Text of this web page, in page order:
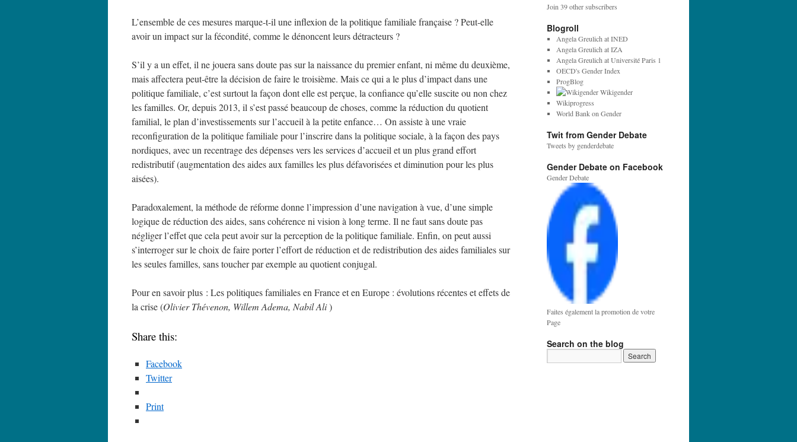
L’ensemble de ces mesures marque-t-il une inflexion de la politique familiale française ? Peut-elle
avoir un impact sur la fécondité, comme le dénoncent leurs détracteurs ?
S’il y a un effet, il ne jouera sans doute pas sur la naissance du premier enfant, ni même du deuxième,
mais affectera peut-être la décision de faire le troisième. Mais ce qui a le plus d’impact dans une
politique familiale, c’est surtout la façon dont elle est perçue, la confiance qu’elle suscite ou non chez
les familles. Or, depuis 2013, il s’est passé beaucoup de choses, comme la réduction du quotient
familial, le plan d’investissements sur l’accueil à la petite enfance… On assiste à une vraie
reconfiguration de la politique familiale pour l’inscrire dans la politique sociale, à la façon des pays
nordiques, avec un recentrage des dépenses vers les services d’accueil et un plus grand effort
redistributif (augmentation des aides aux familles les plus défavorisées et diminution pour les plus
aisées).
Paradoxalement, la méthode de réforme donne l’impression d’une navigation à vue, d’une simple
logique de réduction des aides, sans cohérence ni vision à long terme. Il ne faut sans doute pas
négliger l’effet que cela peut avoir sur la perception de la politique familiale. Enfin, on peut aussi
s’interroger sur le choix de faire porter l’effort de réduction et de redistribution des aides familiales sur
les seules familles, sans toucher par exemple au quotient conjugal.
Pour en savoir plus : Les politiques familiales en France et en Europe : évolutions récentes et effets de
la crise (Olivier Thévenon, Willem Adema, Nabil Ali)
Share this:
Facebook
Twitter
Print
d
d
Join 39 other subscribers
Blogroll
Angela Greulich at INED
Angela Greulich at IZA
Angela Greulich at Université Paris 1
OECD's Gender Index
ProgBlog
Wikigender
Wikiprogress
World Bank on Gender
Twit from Gender Debate
Tweets by genderdebate
Gender Debate on Facebook
Gender Debate
Faites également la promotion de votre
Page
Search on the blog